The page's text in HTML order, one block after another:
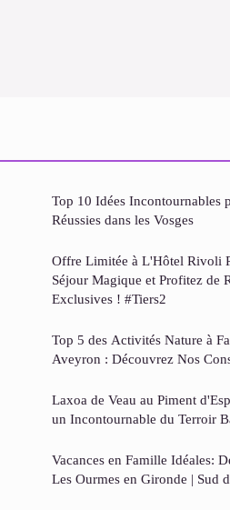
Top 10 Idées Incontournables
Réussies dans les Vosges
Offre Limitée à L'Hôtel Rivoli
Séjour Magique et Profitez de
Exclusives ! #Tiers2
Top 5 des Activités Nature à
Aveyron : Découvrez Nos
Laxoa de Veau au Piment
un Incontournable du Terroir
Vacances en Famille Idéales:
Les Ourmes en Gironde | Sud